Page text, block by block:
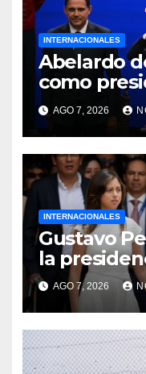
INTERNACIONALES
Abelardo
como
Colombia
2026-2030
AGO 7, 2026
INTERNACIONALES
Gustavo
la
de Nariño
AGO 7, 2026